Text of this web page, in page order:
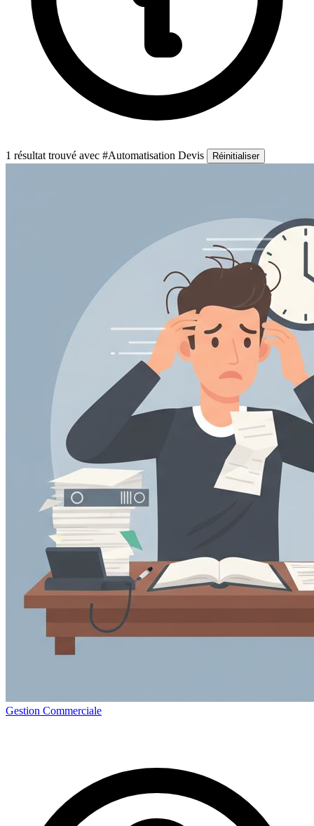
1 résultat trouvé avec #Automatisation Devis Réinitialiser
Gestion Commerciale